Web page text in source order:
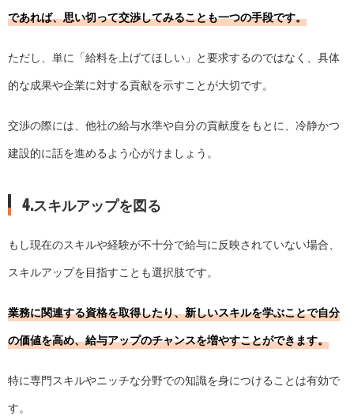
であれば、思い切って交渉してみることも一つの手段です。
ただし、単に「給料を上げてほしい」と要求するのではなく、具体
的な成果や企業に対する貢献を示すことが大切です。
交渉の際には、他社の給与水準や自分の貢献度をもとに、冷静かつ
建設的に話を進めるよう心がけましょう。
4.スキルアップを図る
もし現在のスキルや経験が不十分で給与に反映されていない場合、
スキルアップを目指すことも選択肢です。
業務に関連する資格を取得したり、新しいスキルを学ぶことで自分
の価値を高め、給与アップのチャンスを増やすことができます。
特に専門スキルやニッチな分野での知識を身につけることは有効で
す。